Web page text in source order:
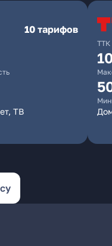
10 тарифов
ТВ
ТТК